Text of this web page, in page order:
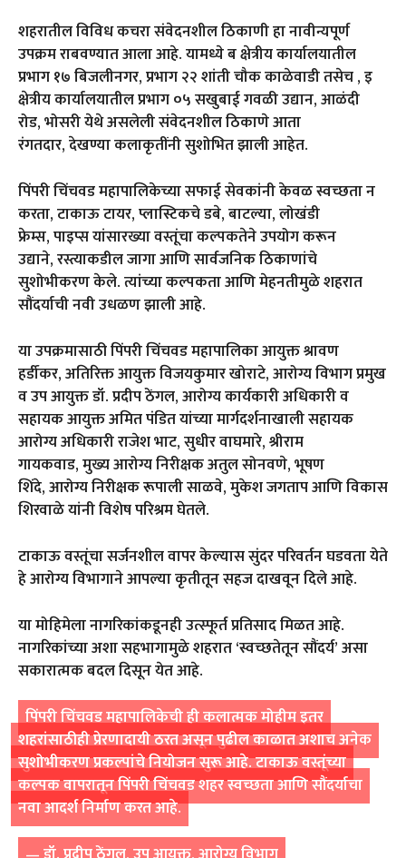
शहरातील विविध कचरा संवेदनशील ठिकाणी हा नावीन्यपूर्ण
उपक्रम राबवण्यात आला आहे. यामध्ये ब क्षेत्रीय कार्यालयातील
प्रभाग १७ बिजलीनगर,प्रभाग २२ शांती चौक काळेवाडी तसेच,इ
क्षेत्रीय कार्यालयातील प्रभाग ०५ सखुबाई गवळी उद्यान,आळंदी
रोड,भोसरी येथे असलेली संवेदनशील ठिकाणे आता
रंगतदार,देखण्या कलाकृतींनी सुशोभित झाली आहेत.
पिंपरी चिंचवड महापालिकेच्या सफाई सेवकांनी केवळ स्वच्छता न
करता,टाकाऊ टायर,प्लास्टिकचे डबे,बाटल्या,लोखंडी
फ्रेम्स,पाइप्स यांसारख्या वस्तूंचा कल्पकतेने उपयोग करून
उद्याने,रस्त्याकडील जागा आणि सार्वजनिक ठिकाणांचे
सुशोभीकरण केले. त्यांच्या कल्पकता आणि मेहनतीमुळे शहरात
सौंदर्याची नवी उधळण झाली आहे.
या उपक्रमासाठी पिंपरी चिंचवड महापालिका आयुक्त श्रावण
हर्डीकर,अतिरिक्त आयुक्त विजयकुमार खोराटे,आरोग्य विभाग प्रमुख
व उप आयुक्त डॉ. प्रदीप ठेंगल,आरोग्य कार्यकारी अधिकारी व
सहायक आयुक्त अमित पंडित यांच्या मार्गदर्शनाखाली सहायक
आरोग्य अधिकारी राजेश भाट,सुधीर वाघमारे,श्रीराम
गायकवाड,मुख्य आरोग्य निरीक्षक अतुल सोनवणे,भूषण
शिंदे,आरोग्य निरीक्षक रूपाली साळवे,मुकेश जगताप आणि विकास
शिरवाळे यांनी विशेष परिश्रम घेतले.
टाकाऊ वस्तूंचा सर्जनशील वापर केल्यास सुंदर परिवर्तन घडवता येते
हे आरोग्य विभागाने आपल्या कृतीतून सहज दाखवून दिले आहे.
या मोहिमेला नागरिकांकडूनही उत्स्फूर्त प्रतिसाद मिळत आहे.
नागरिकांच्या अशा सहभागामुळे शहरात‘स्वच्छतेतून सौंदर्य’असा
सकारात्मक बदल दिसून येत आहे.
पिंपरी चिंचवड महापालिकेची ही कलात्मक मोहीम इतर
शहरांसाठीही प्रेरणादायी ठरत असून पुढील काळात अशाच अनेक
सुशोभीकरण प्रकल्पांचे नियोजन सुरू आहे. टाकाऊ वस्तूंच्या
कल्पक वापरातून पिंपरी चिंचवड शहर स्वच्छता आणि सौंदर्याचा
नवा आदर्श निर्माण करत आहे.